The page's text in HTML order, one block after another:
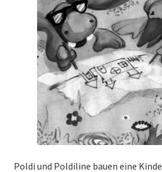
Poldi und Poldiline bauen eine